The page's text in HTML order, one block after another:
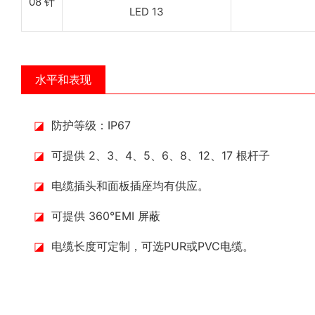
水平和表现
◪ 防护等级：IP67
◪ 可提供 2、3、4、5、6、8、12、17 根杆子
◪ 电缆插头和面板插座均有供应。
◪ 可提供 360°EMI 屏蔽
◪ 电缆长度可定制，可选PUR或PVC电缆。